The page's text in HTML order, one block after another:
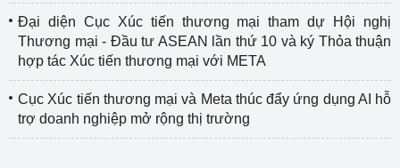
Đại diện Cục Xúc tiến thương mại tham dự Hội nghị
Thương mại - Đầu tư ASEAN lần thứ 10 và ký Thỏa thuận
hợp tác Xúc tiến thương mại với META
Cục Xúc tiến thương mại và Meta thúc đẩy ứng dụng AI hỗ
trợ doanh nghiệp mở rộng thị trường